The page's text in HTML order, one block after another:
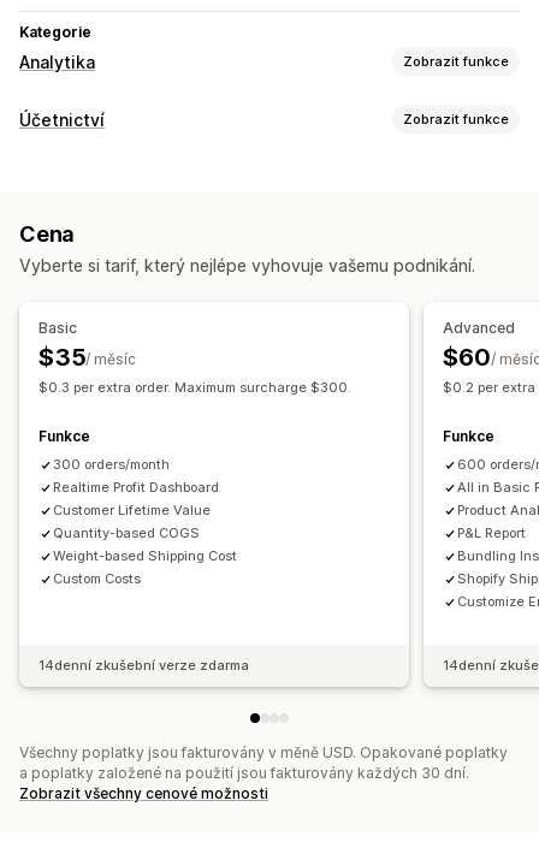
Kategorie
Analytika Zobrazit funkce
Chování zákazníků
Marketing a prodej
Užitečné informace o zisku
Analýza trychtýřů
Sledování pixelů
Vizuály a výkazy
Panel analytiky Vlastní panely
Výkazy pro více obchodů
Vlastní výkazy Export dat
Plánování výkazů
Účetnictví Zobrazit funkce
Vrácení a výměny
Vlastní výkazy Panel výkonnosti
Více obchodů
Automatizovaná synchronizace dat
Zákazníci
Import historických dat
Cena
Vyberte si tarif, který nejlépe vyhovuje vašemu podnikání.
Basic
$35/ měsíc
$0.3 per extra order. Maximum surcharge $300.
Funkce
300 orders/month
Realtime Profit Dashboard
Customer Lifetime Value
Quantity-based COGS
Weight-based Shipping Cost
Custom Costs
14denní zkušební verze zdarma
Advanced
$60/
$0.2 per extra
Funkce
600 orders/
All in Basic
Product
P&L Report
Bundling
Shopify
Customize
14denní
Všechny poplatky jsou fakturovány v měně USD. Opakované poplatky
a poplatky založené na použití jsou fakturovány každých 30 dní.
Zobrazit všechny cenové možnosti